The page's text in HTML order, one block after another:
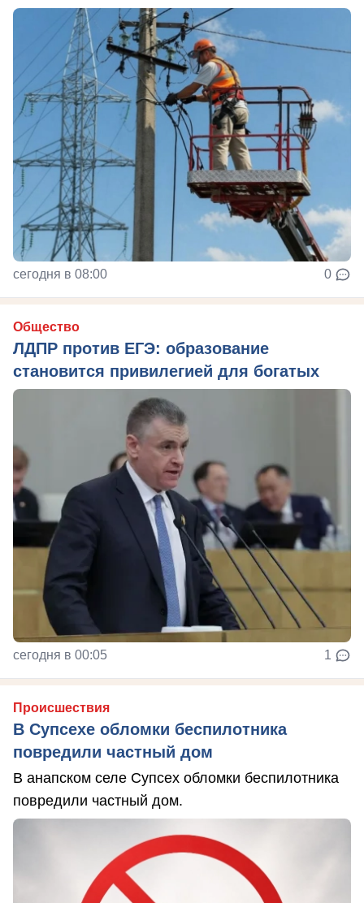
сегодня в 08:00 0
Общество
ЛДПР против ЕГЭ: образование
становится привилегией для богатых
сегодня в 00:05 1
Происшествия
В Супсехе обломки беспилотника
повредили частный дом
В анапском селе Супсех обломки беспилотника
повредили частный дом.